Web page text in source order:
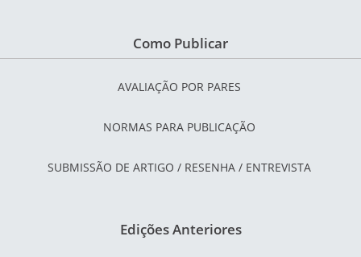
Como Publicar
AVALIAÇÃO POR PARES
NORMAS PARA PUBLICAÇÃO
SUBMISSÃO DE ARTIGO / RESENHA / ENTREVISTA
Edições Anteriores